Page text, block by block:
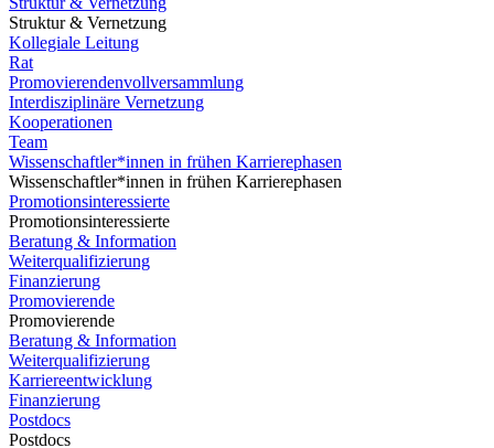
Struktur & Vernetzung
Kollegiale Leitung
Rat
Promovierendenvollversammlung
Interdisziplinäre Vernetzung
Kooperationen
Team
Wissenschaftler*innen in frühen Karrierephasen
Wissenschaftler*innen in frühen Karrierephasen
Promotionsinteressierte
Promotionsinteressierte
Beratung & Information
Weiterqualifizierung
Finanzierung
Promovierende
Promovierende
Beratung & Information
Weiterqualifizierung
Karriereentwicklung
Finanzierung
Postdocs
Postdocs